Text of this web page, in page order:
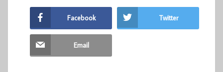
Facebook Twitter
Email